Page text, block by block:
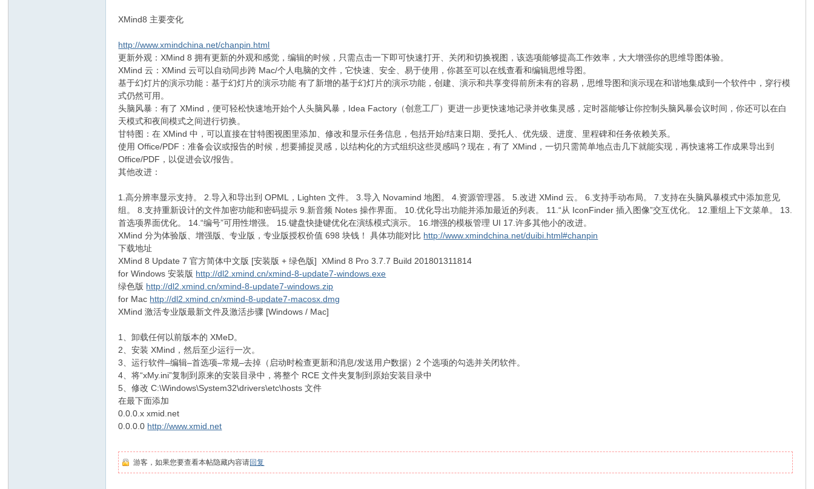
XMind8 主要变化
http://www.xmindchina.net/chanpin.html
更新外观：XMind 8 拥有更新的外观和感觉，编辑的时候，只需点击一下即可快速打开、关闭和切换视图，该选项能够提高工作效率，大大增强你的思维导图体验。
XMind 云：XMind 云可以自动同步跨 Mac/个人电脑的文件，它快速、安全、易于使用，你甚至可以在线查看和编辑思维导图。
基于幻灯片的演示功能：基于幻灯片的演示功能 有了新增的基于幻灯片的演示功能，创建、演示和共享变得前所未有的容易，思维导图和演示现在和谐地集成到一个软件中，穿行模
式仍然可用。
头脑风暴：有了 XMind，便可轻松快速地开始个人头脑风暴，Idea Factory（创意工厂）更进一步更快速地记录并收集灵感，定时器能够让你控制头脑风暴会议时间，你还可以在白
天模式和夜间模式之间进行切换。
甘特图：在 XMind 中，可以直接在甘特图视图里添加、修改和显示任务信息，包括开始/结束日期、受托人、优先级、进度、里程碑和任务依赖关系。
使用 Office/PDF：准备会议或报告的时候，想要捕捉灵感，以结构化的方式组织这些灵感吗？现在，有了 XMind，一切只需简单地点击几下就能实现，再快速将工作成果导出到
Office/PDF，以促进会议/报告。
其他改进：
1.高分辨率显示支持。 2.导入和导出到 OPML，Lighten 文件。 3.导入 Novamind 地图。 4.资源管理器。 5.改进 XMind 云。 6.支持手动布局。 7.支持在头脑风暴模式中添加意见
组。 8.支持重新设计的文件加密功能和密码提示 9.新音频 Notes 操作界面。 10.优化导出功能并添加最近的列表。 11.“从 IconFinder 插入图像”交互优化。 12.重组上下文菜单。 13.
首选项界面优化。 14.“编号”可用性增强。 15.键盘快捷键优化在演练模式演示。 16.增强的模板管理 UI 17.许多其他小的改进。
XMind 分为体验版、增强版、专业版，专业版授权价值 698 块钱！ 具体功能对比 http://www.xmindchina.net/duibi.html#chanpin
下载地址
XMind 8 Update 7 官方简体中文版 [安装版 + 绿色版] XMind 8 Pro 3.7.7 Build 201801311814
for Windows 安装版 http://dl2.xmind.cn/xmind-8-update7-windows.exe
绿色版 http://dl2.xmind.cn/xmind-8-update7-windows.zip
for Mac http://dl2.xmind.cn/xmind-8-update7-macosx.dmg
XMind 激活专业版最新文件及激活步骤 [Windows / Mac]
1、卸载任何以前版本的 XMeD。
2、安装 XMind，然后至少运行一次。
3、运行软件–编辑–首选项–常规–去掉（启动时检查更新和消息/发送用户数据）2 个选项的勾选并关闭软件。
4、将“xMy.ini”复制到原来的安装目录中，将整个 RCE 文件夹复制到原始安装目录中
5、修改 C:\Windows\System32\drivers\etc\hosts 文件
在最下面添加
0.0.0.x xmid.net
0.0.0.0 http://www.xmid.net
游客，如果您要查看本帖隐藏内容请回复